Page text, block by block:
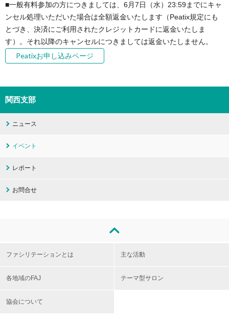
■一般有料参加の方につきましては、6月7日（水）23:59までにキャ
ンセル処理いただいた場合は全額返金いたします（Peatix規定にも
とづき、決済にご利用されたクレジットカードに返金いたしま
す）。それ以降のキャンセルにつきましては返金いたしません。
Peatixお申し込みページ
関西支部
ニュース
イベント
レポート
お問合せ
ファシリテーションとは 主な活動
各地域のFAJ テーマ型サロン
協会について